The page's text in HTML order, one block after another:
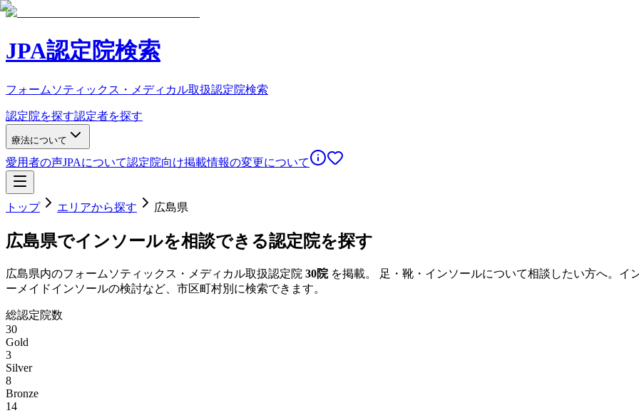
JPA認定院検索
フォームソティックス・メディカル取扱認定院検索
認定院を探す認定者を探す
療法について
愛用者の声JPAについて認定院向け掲載情報の変更について
トップ エリアから探す 広島県
広島県でインソールを相談できる認定院を探す
広島県内のフォームソティックス・メディカル取扱認定院 30院を掲載。 足・靴・インソールについて相談したい方へ。イ
ーメイドインソールの検討など、市区町村別に検索できます。
総認定院数
30
Gold
3
Silver
8
Bronze
14